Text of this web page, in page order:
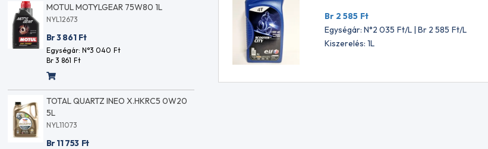
JOHN DEERE PLUS 50 II 15W40 20L
NYL14001
Br 46 109 Ft
Egységár: N°1 816 Ft
Br 2 306 Ft
MANNOL 9930 DIESEL ÜZEMANYAG
ADALÉK 1000ml
NYL13913
Br 2 716 Ft
MOTUL MOTYLGEAR 75W80 1L
NYL12673
Br 3 861 Ft
Egységár: N°3 040
Br 3 861 Ft
Br 2 585 Ft
Egységár: N°2 035 Ft/L | Br 2 585 Ft/L
Kiszerelés: 1L